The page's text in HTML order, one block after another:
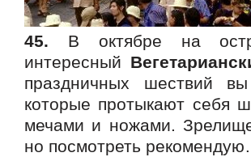
45. В октябре на
интересный
праздничных шествий
которые протыкают себя
мечами и ножами.
но посмотреть